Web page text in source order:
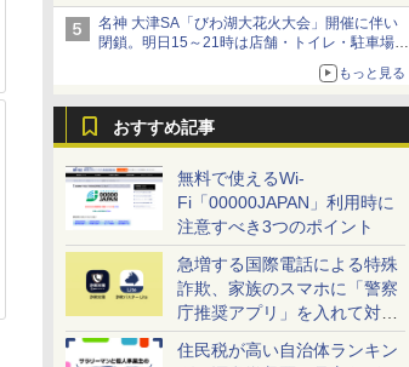
とまる
名神 大津SA「びわ湖大花火大会」開催に伴い
閉鎖。明日15～21時は店舗・トイレ・駐車場の
もっと見る
おすすめ記事
無料で使えるWi-
Fi「00000JAPAN」利用時に
注意すべき3つのポイント
急増する国際電話による特殊
詐欺、家族のスマホに「警察
庁推奨アプリ」を入れて対策
しよう！
住民税が高い自治体ランキン